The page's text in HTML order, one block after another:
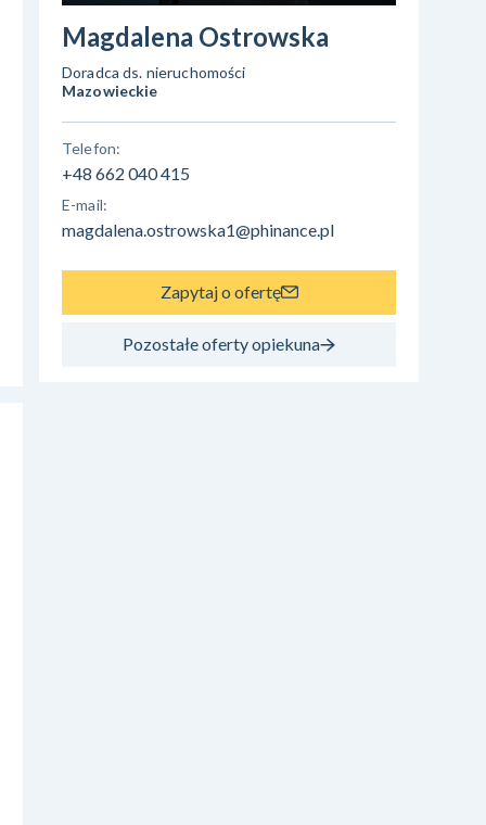
Magdalena Ostrowska
Doradca ds. nieruchomości
Mazowieckie
Telefon:
+48 662 040 415
E-mail:
magdalena.ostrowska1@phinance.pl
Zapytaj o ofertę
Pozostałe oferty opiekuna